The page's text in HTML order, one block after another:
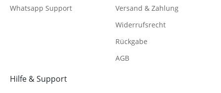
Hilfe & Support
Whatsapp Support
Versand & Zahlung
Widerrufsrecht
Rückgabe
AGB